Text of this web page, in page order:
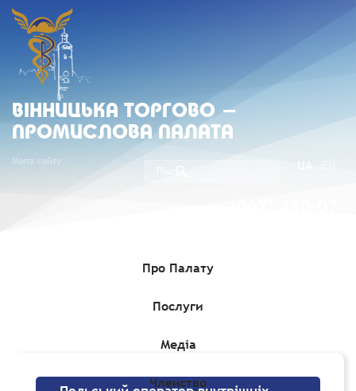
ВIННИЦЬКА ТОРГОВО -
ПРОМИСЛОВА ПАЛАТА
Мапа сайту
Про Палату
Послуги
Медіа
Членство
Комерційні пропозиції»Польський оператор